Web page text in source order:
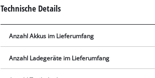
Technische Details
Anzahl Akkus im Lieferumfang
Anzahl Ladegeräte im Lieferumfang